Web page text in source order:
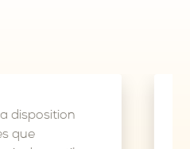
Ce qui me plait dans